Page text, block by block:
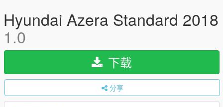
Hyundai Azera Standard 2018
1.0
下载
分享